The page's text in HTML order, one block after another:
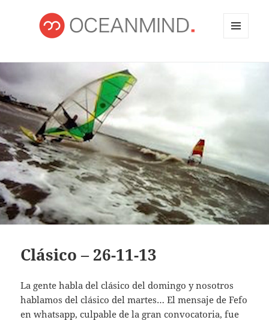
OCEANMIND
Clásico – 26-11-13
La gente habla del clásico del domingo y nosotros
hablamos del clásico del martes… El mensaje de Fefo
en whatsapp, culpable de la gran convocatoria, fue